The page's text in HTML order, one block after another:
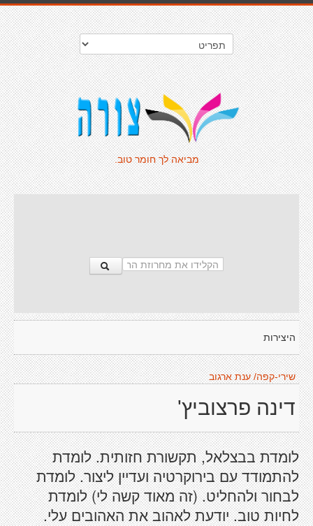
מביאה לך חומר טוב.
היצירות
שירי-קפה/ ענת ארגוב
דינה פרצוביץ'
לומדת בבצלאל, תקשורת חזותית. לומדת
להתמודד עם בירוקרטיה ועדיין ליצור. לומדת
לבחור ולהחליט. (זה מאוד קשה לי) לומדת
לחיות טוב. יודעת לאהוב את האהובים עלי.